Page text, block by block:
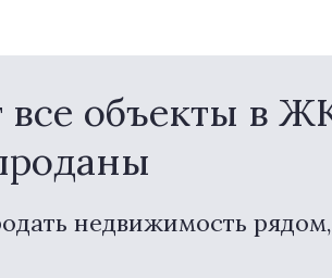
объекты в
недвижимость